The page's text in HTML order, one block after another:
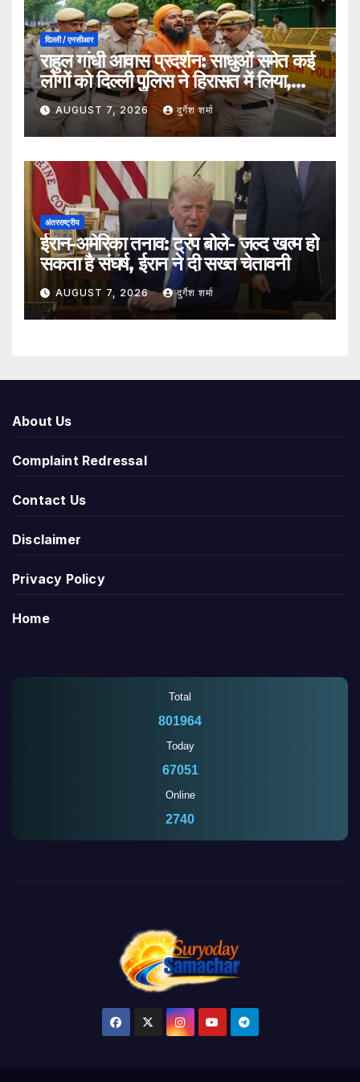
दिल्ली / एनसीआर
राहुल गांधी आवास प्रदर्शन: साधुओं समेत कई
लोगों को दिल्ली पुलिस ने हिरासत में लिया,
सुरक्षा व्यवस्था कड़ी
AUGUST 7, 2026 दुर्गेश शर्मा
अंतरराष्ट्रीय
ईरान-अमेरिका तनाव: ट्रंप बोले- जल्द खत्म हो
सकता है संघर्ष, ईरान ने दी सख्त चेतावनी
AUGUST 7, 2026 दुर्गेश शर्मा
About Us
Complaint Redressal
Contact Us
Disclaimer
Privacy Policy
Home
Total
801964
Today
67051
Online
2735